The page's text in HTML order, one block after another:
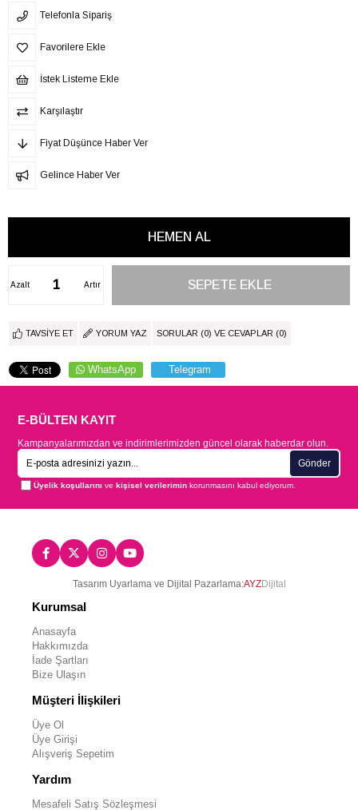
Telefonla Sipariş
Favorilere Ekle
İstek Listeme Ekle
Karşılaştır
Fiyat Düşünce Haber Ver
Gelince Haber Ver
Artır
Azalt
TAVSIYE ET YORUM YAZ SORULAR (0) VE CEVAPLAR (0)
WhatsApp Telegram
E-BÜLTEN KAYIT
Kampanyalarımızdan ve indirimlerimizden güncel olarak haberdar olun.
Gönder
Üyelik koşullarını vekişisel verilerimin korunmasını kabul ediyorum.
Tasarım Uyarlama ve Dijital Pazarlama:AYZDijital
Kurumsal
Anasayfa
Hakkımızda
İade Şartları
Bize Ulaşın
Müşteri İlişkileri
Üye Ol
Üye Girişi
Alışveriş Sepetim
Yardım
Mesafeli Satış Sözleşmesi